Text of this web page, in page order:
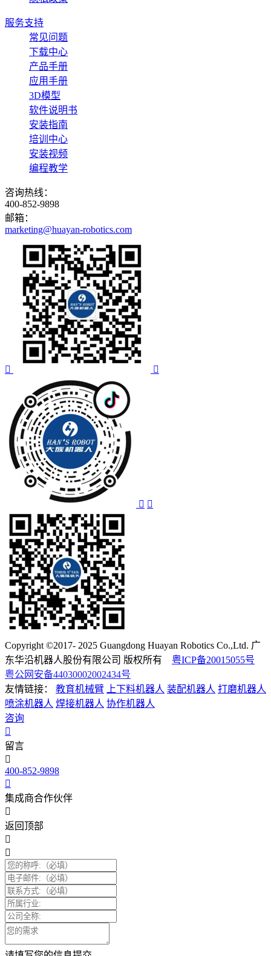
服务支持
常见问题
下载中心
产品手册
应用手册
3D模型
软件说明书
安装指南
培训中心
安装视频
编程教学
咨询热线：
400-852-9898
邮箱：
marketing@huayan-robotics.com
Copyright ©2017- 2025 Guangdong Huayan Robotics Co.,Ltd. 广
东华沿机器人股份有限公司 版权所有 粤ICP备20015055号
粤公网安备44030002002434号
友情链接：
教育机械臂 上下料机器人 装配机器人 打磨机器人
喷涂机器人 焊接机器人 协作机器人
咨询
留言
400-852-9898
集成商合作伙伴
返回顶部